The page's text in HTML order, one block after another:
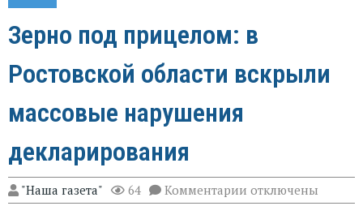
Зерно под прицелом: в
Ростовской области вскрыли
массовые нарушения
декларирования
"Наша газета" 64 Комментарии к
записи
отключены